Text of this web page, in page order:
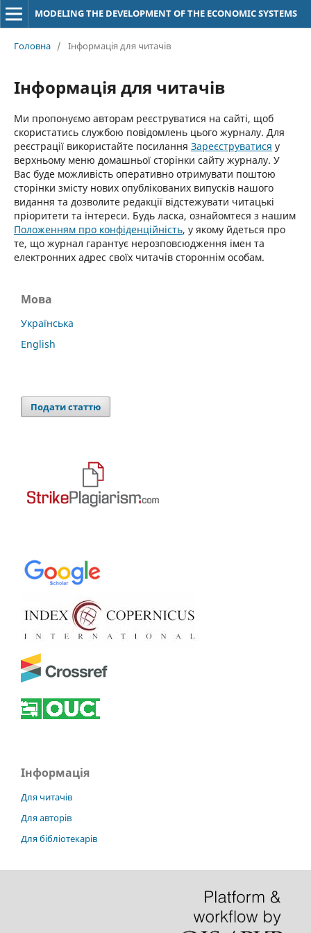
MODELING THE DEVELOPMENT OF THE ECONOMIC SYSTEMS
Головна / Інформація для читачів
Інформація для читачів
Ми пропонуємо авторам реєструватися на сайті, щоб
скористатись службою повідомлень цього журналу. Для
реєстрації використайте посилання Зареєструватися у
верхньому меню домашньої сторінки сайту журналу. У
Вас буде можливість оперативно отримувати поштою
сторінки змісту нових опублікованих випусків нашого
видання та дозволите редакції відстежувати читацькі
пріоритети та інтереси. Будь ласка, ознайомтеся з нашим
Положенням про конфіденційність, у якому йдеться про
те, що журнал гарантує нерозповсюдження імен та
електронних адрес своїх читачів стороннім особам.
Мова
Українська
English
Подати статтю
Інформація
Для читачів
Для авторів
Для бібліотекарів